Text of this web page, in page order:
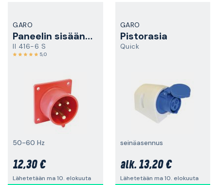
GARO
Paneelin sisääntulo
II 416-6 S
5,0
50-60 Hz
12,30 €
Lähetetään ma 10. elokuuta
GARO
Pistorasia
Quick
seinäasennus
alk. 13,20 €
Lähetetään ma 10. elokuuta